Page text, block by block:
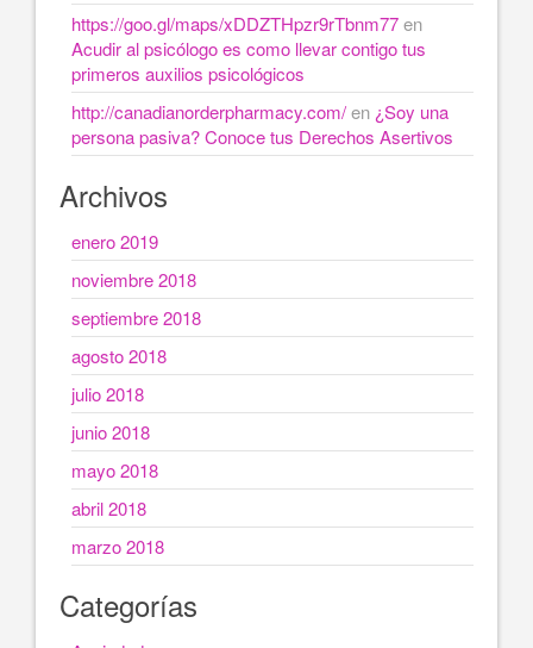
https://goo.gl/maps/xDDZTHpzr9rTbnm77en
Acudir al psicólogo es como llevar contigo tus
primeros auxilios psicológicos
http://canadianorderpharmacy.com/en ¿Soy una
persona pasiva? Conoce tus Derechos Asertivos
Archivos
enero 2019
noviembre 2018
septiembre 2018
agosto 2018
julio 2018
junio 2018
mayo 2018
abril 2018
marzo 2018
Categorías